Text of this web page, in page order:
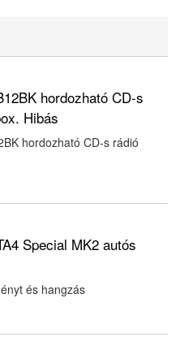
hordozható CD-s
Hibás
hordozható CD-s rádió
Special MK2 autós
és hangzás